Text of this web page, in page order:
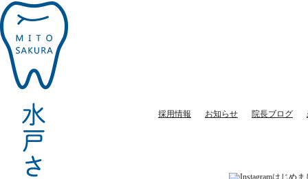
フ
ッ
素
の
推
奨
採用情報 お知らせ 院長ブログ